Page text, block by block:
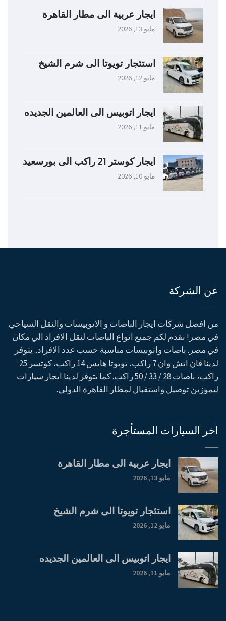
ايجار عربية الى مطار القاهرة
مايو 13, 2026
استئجار تويوتا الى شرم الشيخ
مايو 12, 2026
ايجار اتوبيس الى العالمين الجديده
مايو 11, 2026
ايجار كوستر 21 راكب الى بورسعيد
مايو 10, 2026
عن الشركة
من افضل شركات ايجار الباصات و الاتوبيسات والنقل السياحي
في مصر! نقدم لكم جميع انواع الباصات لنقل الافراد الي مكان
في مصر. باصات واتوبيسات مناسبة حسب عدد الافراد.. يتوفر
لدينا فان اتش وان 7 راكب، تويوتا هايس 14 راكب، كوتسر 25
راكب، باصات 28 / 33 / 50 راكب. كما يتوفر لدينا ايجار سيارات
ليموزين توصيل واستقبال لمطار القاهرة الدولي.
اخر السيارات المستأجرة
ايجار عربية الى مطار القاهرة
مايو 13, 2026
استئجار تويوتا الى شرم الشيخ
مايو 12, 2026
ايجار اتوبيس الى العالمين الجديده
مايو 11, 2026